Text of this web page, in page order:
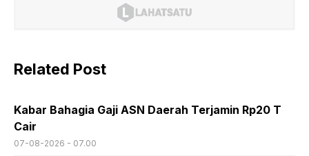
Related Post
Kabar Bahagia Gaji ASN Daerah Terjamin Rp20 T
Cair
07-08-2026 - 07.00